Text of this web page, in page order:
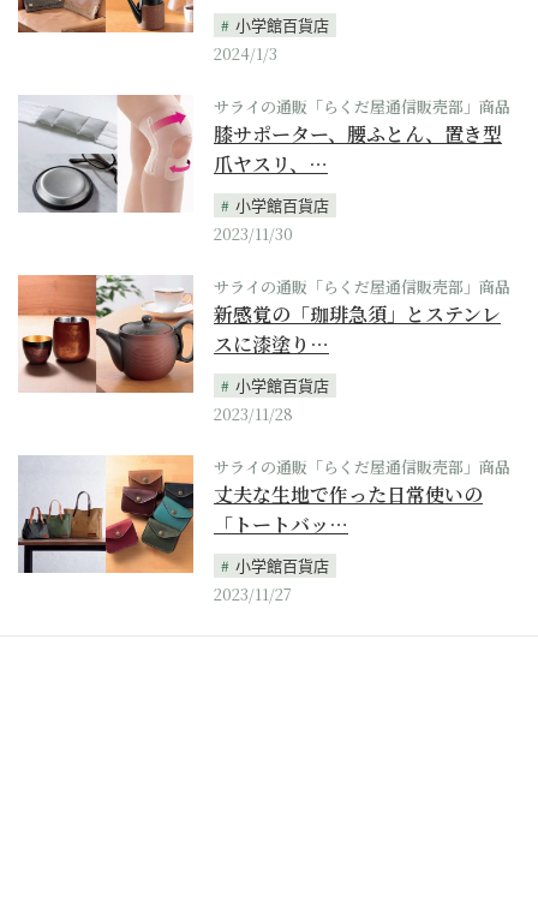
小学館百貨店
2024/1/3
サライの通販「らくだ屋通信販売部」商品
膝サポーター、腰ふとん、置き型
爪ヤスリ、…
小学館百貨店
2023/11/30
サライの通販「らくだ屋通信販売部」商品
新感覚の「珈琲急須」とステンレ
スに漆塗り…
小学館百貨店
2023/11/28
サライの通販「らくだ屋通信販売部」商品
丈夫な生地で作った日常使いの
「トートバッ…
小学館百貨店
2023/11/27